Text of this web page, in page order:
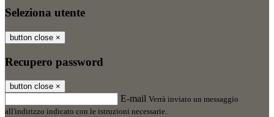
Seleziona utente
button close ×
Recupero password
button close ×
E-mail Verrà inviato un messaggio
all'indirizzo indicato con le istruzioni necessarie.